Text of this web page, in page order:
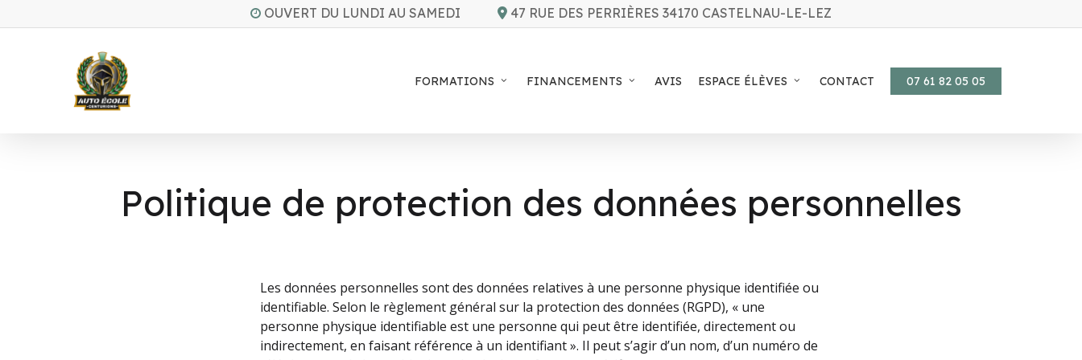
to
OUVERT DU LUNDI AU SAMEDI 47 RUE DES PERRIÈRES 34170 CASTELNAU-LE-LEZ
FORMATIONS FINANCEMENTS AVIS ESPACE ÉLÈVES CONTACT 07 61 82 05 05
Politique de protection des données personnelles
Les données personnelles sont des données relatives à une personne physique identifiée ou
identifiable. Selon le règlement général sur la protection des données (RGPD), « une
personne physique identifiable est une personne qui peut être identifiée, directement ou
indirectement, en faisant référence à un identifiant ». Il peut s’agir d’un nom, d’un numéro de